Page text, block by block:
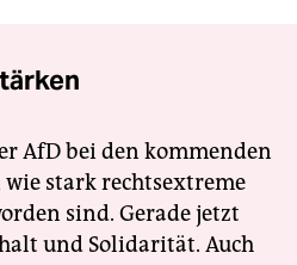
AfD bei den kommenden
stark rechtsextreme
sind. Gerade jetzt
und Solidarität. Auch